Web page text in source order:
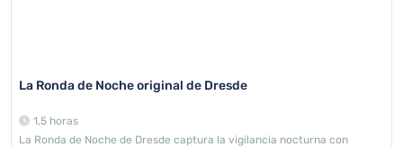
La Ronda de Noche original de Dresde
1,5 horas
La Ronda de Noche de Dresde captura la vigilancia nocturna con